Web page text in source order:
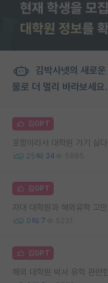
김박사넷의 새로
물로 더 멀리 바라보세요.
김GPT
포항이라서 대학원 가기 싫
25 34 5885
김GPT
자대 대학원과 해외유학 고민
0 7 5231
김GPT
해외 대학원 박사 유학 관련